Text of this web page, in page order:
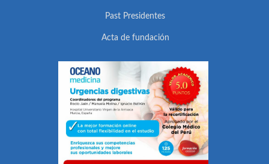
Past Presidentes
Acta de fundación